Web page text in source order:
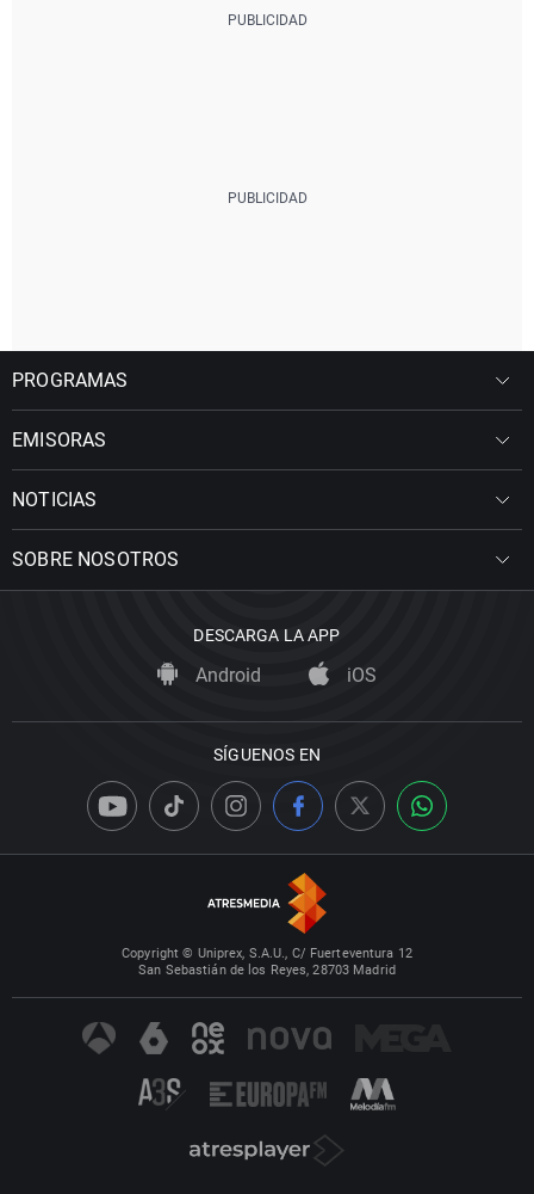
PROGRAMAS
EMISORAS
NOTICIAS
SOBRE NOSOTROS
DESCARGA LA APP
Android iOS
SÍGUENOS EN
Copyright © Uniprex, S.A.U., C/ Fuerteventura 12
San Sebastián de los Reyes, 28703 Madrid